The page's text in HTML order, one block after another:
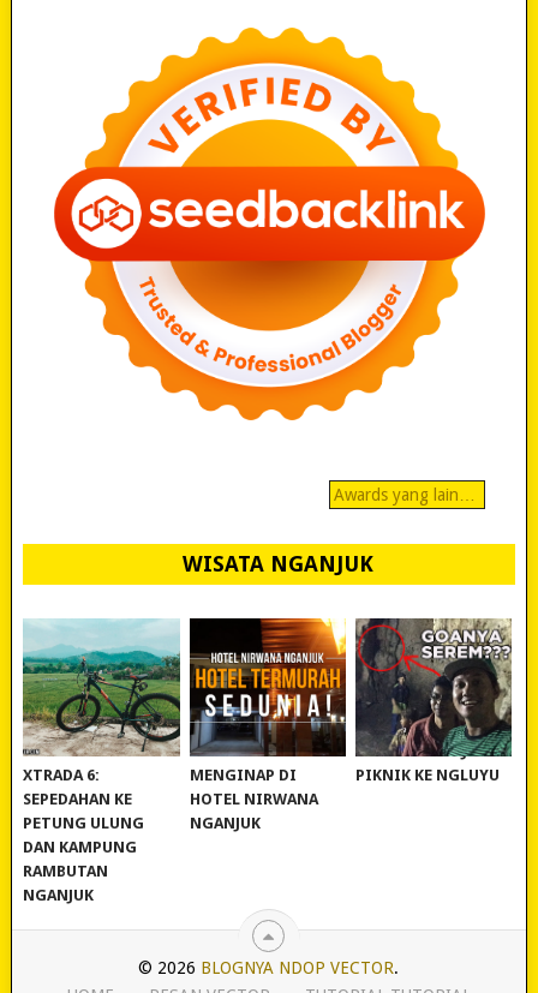
Awards yang lain…
WISATA NGANJUK
REVIEW POLYGON
XTRADA 6:
SEPEDAHAN KE
PETUNG ULUNG
DAN KAMPUNG
RAMBUTAN
NGANJUK
MURAH BANGET!
MENGINAP DI
HOTEL NIRWANA
NGANJUK
WISATA NGANJUK:
PIKNIK KE NGLUYU
© 2026 BLOGNYA NDOP VECTOR.